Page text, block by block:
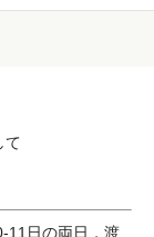
て
11日の両日，渡